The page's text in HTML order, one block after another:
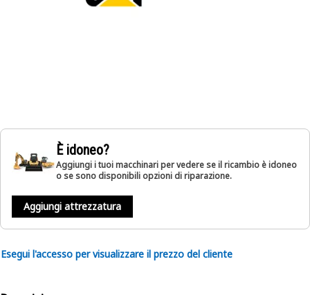
È idoneo?
Aggiungi i tuoi macchinari per vedere se il ricambio è idoneo
o se sono disponibili opzioni di riparazione.
Aggiungi attrezzatura
Esegui l'accesso per visualizzare il prezzo del cliente